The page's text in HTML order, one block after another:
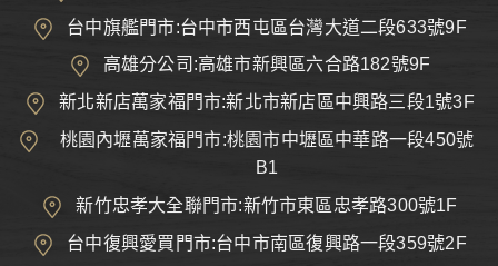
台中旗艦門市:台中市西屯區台灣大道二段633號9F
高雄分公司:高雄市新興區六合路182號9F
新北新店萬家福門市:新北市新店區中興路三段1號3F
桃園內壢萬家福門市:桃園市中壢區中華路一段450號
B1
新竹忠孝大全聯門市:新竹市東區忠孝路300號1F
台中復興愛買門市:台中市南區復興路一段359號2F